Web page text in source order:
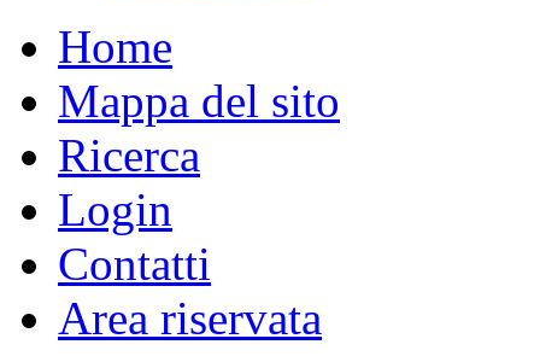
Home
Mappa del sito
Ricerca
Login
Contatti
Area riservata